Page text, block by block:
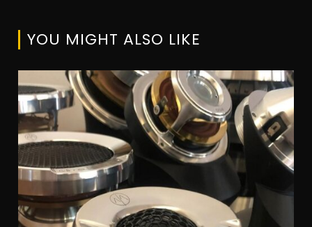
YOU MIGHT ALSO LIKE